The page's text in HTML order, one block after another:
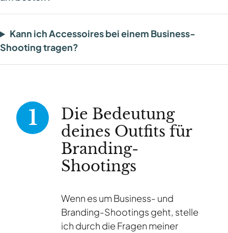
Kann ich Accessoires bei einem Business-
Shooting tragen?
Die Bedeutung
deines Outfits für
Branding-
Shootings
Wenn es um Business- und
Branding-Shootings geht, stelle
ich durch die Fragen meiner